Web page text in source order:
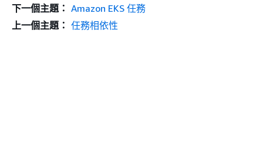
下一個主題： Amazon EKS 任務
上一個主題： 任務相依性